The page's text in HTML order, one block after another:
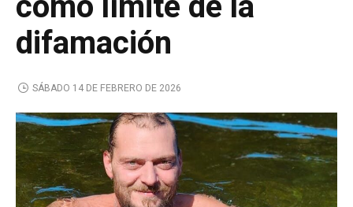
difamación
SÁBADO 14 DE FEBRERO DE 2026